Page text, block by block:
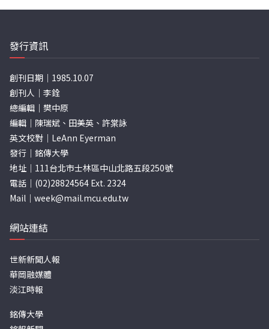
發行資訊
創刊日期｜1985.10.07
創刊人｜李銓
總編輯｜樊中原
編輯｜陳瑞斌、田美英、許棠詠
英文校對｜LeAnn Eyerman
發行｜銘傳大學
地址｜111台北市士林區中山北路五段250號
電話｜(02)28824564 Ext. 2324
Mail｜ week@mail.mcu.edu.tw
網站連結
世新新聞人報
華岡融媒體
淡江時報
銘傳大學